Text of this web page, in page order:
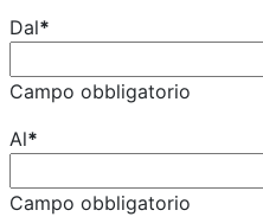
Dal*
Campo obbligatorio
Al*
Campo obbligatorio